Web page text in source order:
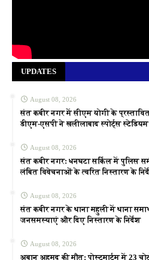
UPDATES
August 08, 2026
संत कबीर नगर में सीएम योगी के
डीएम-एसपी ने खलीलाबाद स्पोर्ट्स स्टेडियम
August 08, 2026
संत कबीर नगर: धनघटा सर्किल में पुलिस
लंबित विवेचनाओं के त्वरित निस्तारण के
August 08, 2026
संत कबीर नगर के थाना महुली में थाना
जनसमस्याएं और दिए निस्तारण के निर्देश
August 08, 2026
अबान अहमद की मौत: पोस्टमार्टम में 23